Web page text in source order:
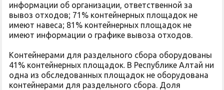
информации об организации, ответственной за
вывоз отходов; 71% контейнерных площадок не
имеют навеса; 81% контейнерных площадок не
имеют информации о графике вывоза отходов.
Контейнерами для раздельного сбора оборудованы
41% контейнерных площадок. В Республике Алтай ни
одна из обследованных площадок не оборудована
контейнерами для раздельного сбора. Доля